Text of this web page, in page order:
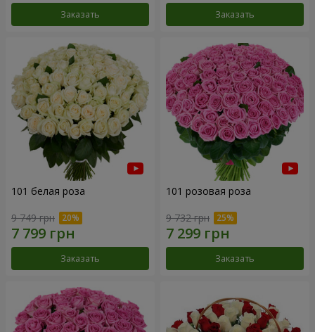
Заказать Заказать
101 белая роза
9 749 грн
Заказать
101 розовая роза
9 732 грн
Заказать